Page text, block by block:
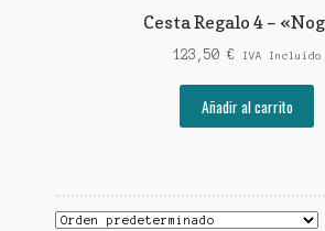
Cesta Regalo 4 –
123,50 € IVA Incluido
Añadir al carrito